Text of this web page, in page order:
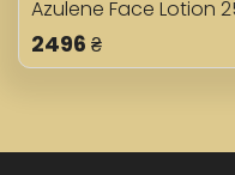
Azulene Face Lotion
2496 ₴